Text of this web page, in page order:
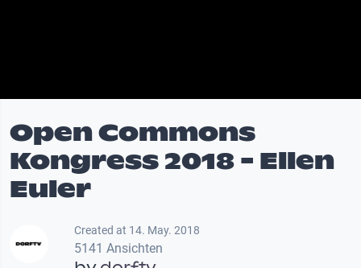
Open Commons
Kongress 2018 - Ellen
Euler
Created at 14. May. 2018
5141 Ansichten